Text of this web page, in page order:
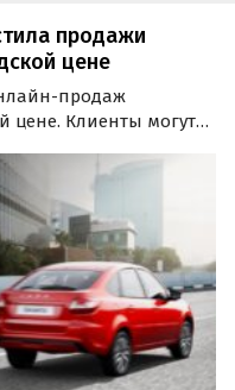
продажи
цене
продаж
цене. Клиенты могут
в размере до 40